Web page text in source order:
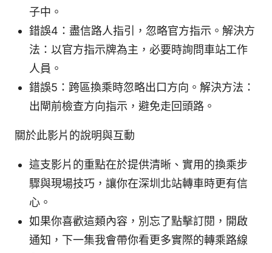
子中。
錯誤4：盡信路人指引，忽略官方指示。解決方
法：以官方指示牌為主，必要時詢問車站工作
人員。
錯誤5：跨區換乘時忽略出口方向。解決方法：
出閘前檢查方向指示，避免走回頭路。
關於此影片的說明與互動
這支影片的重點在於提供清晰、實用的換乘步
驟與現場技巧，讓你在深圳北站轉車時更有信
心。
如果你喜歡這類內容，別忘了點擊訂閱，開啟
通知，下一集我會帶你看更多實際的轉乘路線